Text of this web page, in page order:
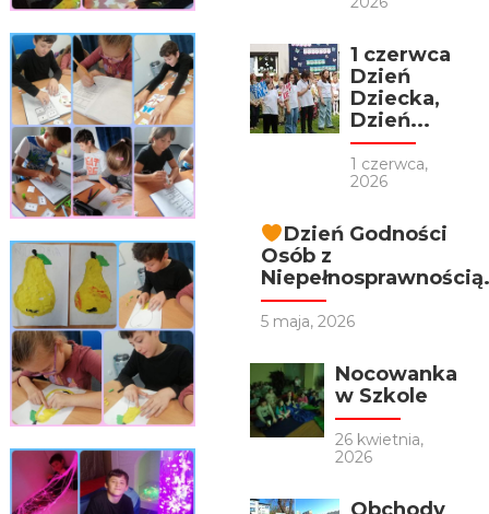
1 czerwca
Dzień
Dziecka,
Dzień...
1 czerwca,
2026
Dzień Godności
Osób z
5 maja, 2026
Nocowanka
w Szkole
26 kwietnia,
2026